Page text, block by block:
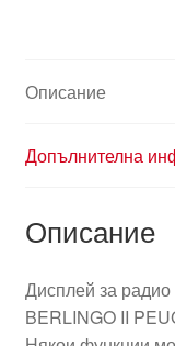
Описание
Допълнителна
Описание
Дисплей за
BERLINGO II